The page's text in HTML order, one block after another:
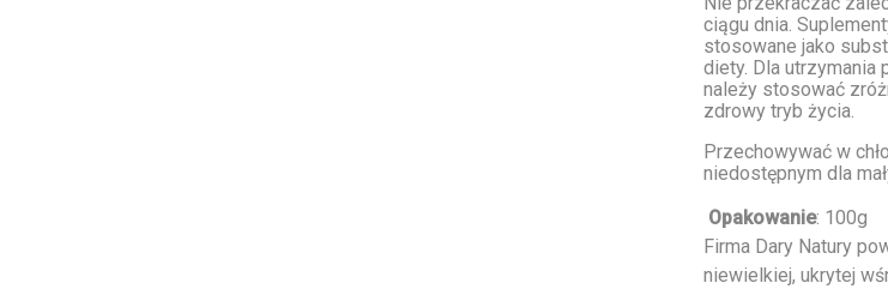
ciągu dnia.
stosowane jako
diety. Dla utrzymania
należy stosować
zdrowy tryb życia.
Przechowywać w
niedostępnym dla
Opakowanie: 100g
Firma Dary Natury
niewielkiej, ukrytej